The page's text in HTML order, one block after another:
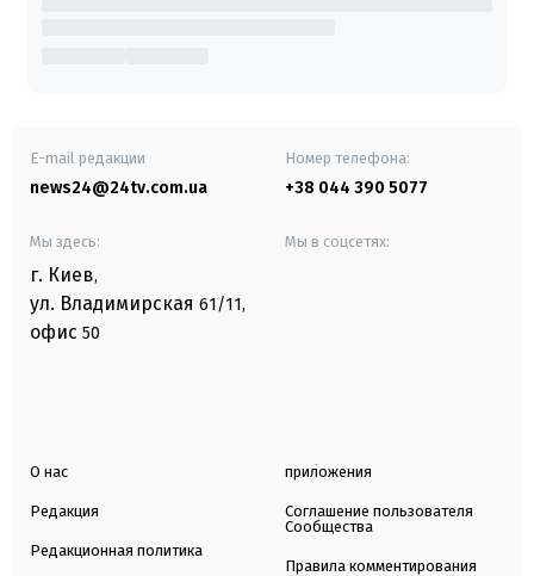
E-mail редакции
news24@24tv.com.ua
Номер телефона:
+38 044 390 5077
Мы здесь:
г. Киев,
ул. Владимирская 61/11,
офис 50
Мы в соцсетях:
О нас
Редакция
Редакционная политика
приложения
Соглашение пользователя
Сообщества
Правила комментирования